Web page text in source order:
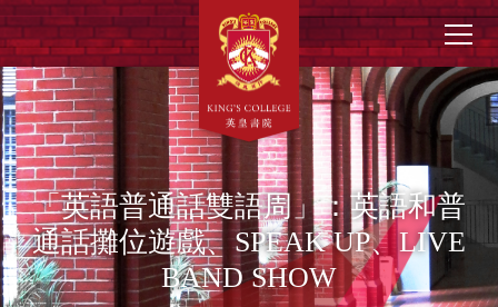
Skip to main content
Main
navigation
「英語普通話雙語周」：英語和普
通話攤位遊戲、SPEAK UP、LIVE
BAND SHOW